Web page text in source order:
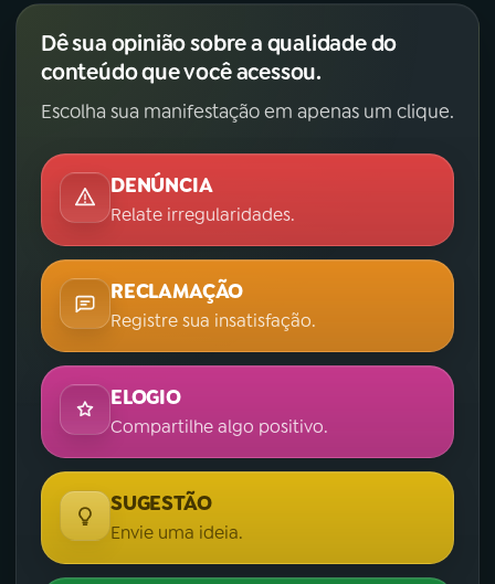
Dê sua opinião sobre a qualidade do
conteúdo que você acessou.
Escolha sua manifestação em apenas um clique.
DENÚNCIA
Relate irregularidades.
RECLAMAÇÃO
Registre sua insatisfação.
ELOGIO
Compartilhe algo positivo.
SUGESTÃO
Envie uma ideia.